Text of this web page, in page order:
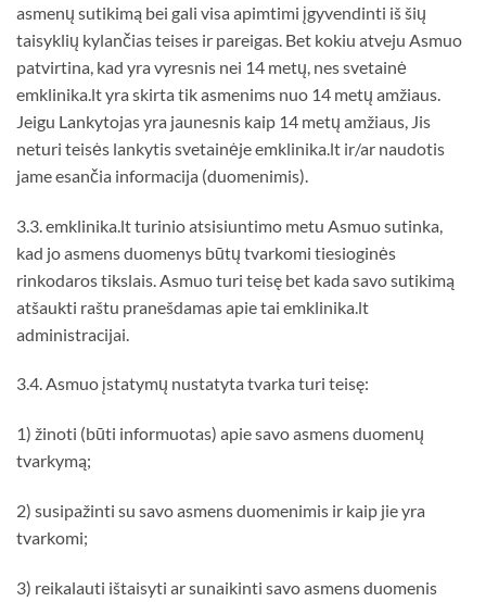
asmenų sutikimą bei gali visa apimtimi įgyvendinti iš šių
taisyklių kylančias teises ir pareigas. Bet kokiu atveju Asmuo
patvirtina, kad yra vyresnis nei 14 metų, nes svetainė
emklinika.lt yra skirta tik asmenims nuo 14 metų amžiaus.
Jeigu Lankytojas yra jaunesnis kaip 14 metų amžiaus, Jis
neturi teisės lankytis svetainėje emklinika.lt ir/ar naudotis
jame esančia informacija (duomenimis).
3.3. emklinika.lt turinio atsisiuntimo metu Asmuo sutinka,
kad jo asmens duomenys būtų tvarkomi tiesioginės
rinkodaros tikslais. Asmuo turi teisę bet kada savo sutikimą
atšaukti raštu pranešdamas apie tai emklinika.lt
administracijai.
3.4. Asmuo įstatymų nustatyta tvarka turi teisę:
1) žinoti (būti informuotas) apie savo asmens duomenų
tvarkymą;
2) susipažinti su savo asmens duomenimis ir kaip jie yra
tvarkomi;
3) reikalauti ištaisyti ar sunaikinti savo asmens duomenis